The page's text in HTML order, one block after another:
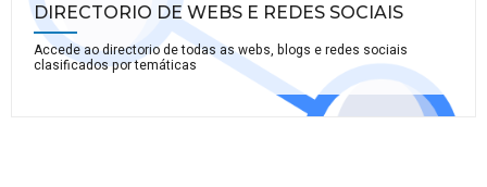
DIRECTORIO DE WEBS E REDES SOCIAIS
Accede ao directorio de todas as webs, blogs e redes sociais
clasificados por temáticas